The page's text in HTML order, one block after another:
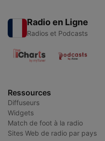
Radio en Ligne
Radios et Podcasts
Ressources
Diffuseurs
Widgets
Match de foot à la radio
Sites Web de radio par pays